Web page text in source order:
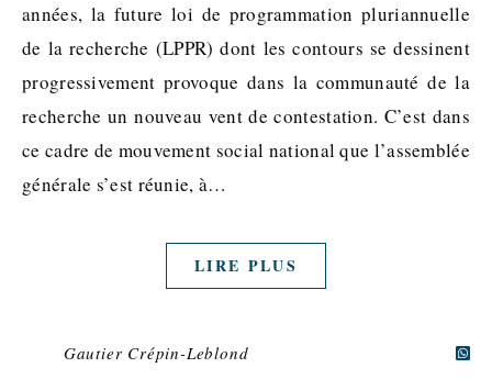
années, la future loi de programmation pluriannuelle
de la recherche (LPPR) dont les contours se dessinent
progressivement provoque dans la communauté de la
recherche un nouveau vent de contestation. C’est dans
ce cadre de mouvement social national que l’assemblée
générale s’est réunie, à…
LIRE PLUS
Gautier Crépin-Leblond